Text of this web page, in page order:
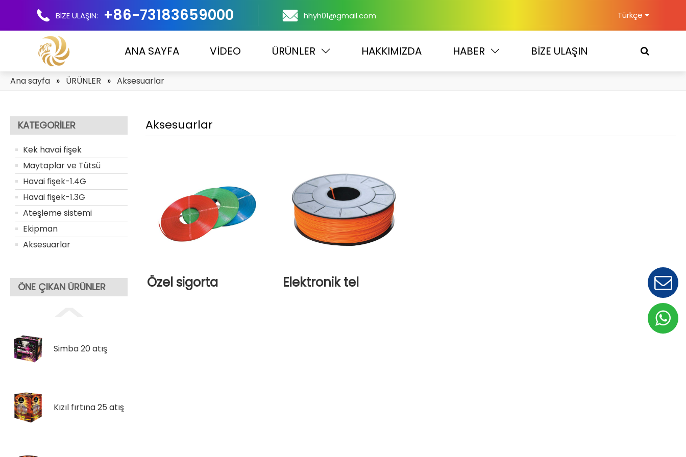
BİZE ULAŞIN: +86-73183659000 hhyh01@gmail.com Türkçe
ANA SAYFA VİDEO ÜRÜNLER HAKKIMIZDA HABER BİZE ULAŞIN
Ana sayfa » ÜRÜNLER » Aksesuarlar
KATEGORILER
Kek havai fişek
Maytaplar ve Tütsü
Havai fişek-1.4G
Havai fişek-1.3G
Ateşleme sistemi
Ekipman
Aksesuarlar
ÖNE ÇIKAN ÜRÜNLER
Simba 20 atış
Kızıl fırtına 25 atış
Aksesuarlar
Özel sigorta Elektronik tel